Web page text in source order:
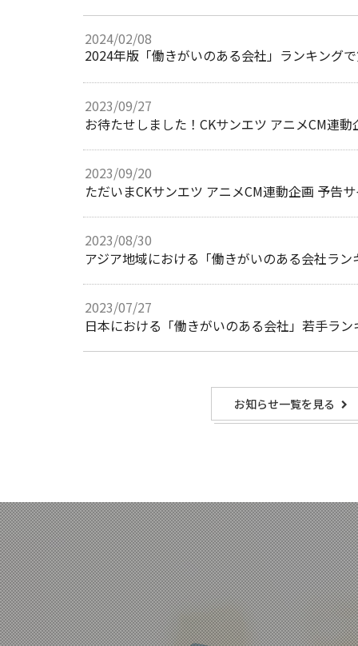
2024/02/08
2023/09/27
お待たせしました！CKサンエツ アニメCM連
2023/09/20
ただいまCKサンエツ アニメCM連動企画 予告
2023/08/30
2023/07/27
お知らせ一覧を見る